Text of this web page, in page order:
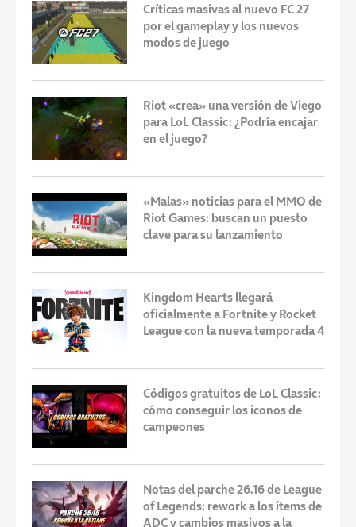
Críticas masivas al nuevo FC 27
por el gameplay y los nuevos
modos de juego
Riot «crea» una versión de Viego
para LoL Classic: ¿Podría encajar
en el juego?
«Malas» noticias para el MMO de
Riot Games: buscan un puesto
clave para su lanzamiento
Kingdom Hearts llegará
oficialmente a Fortnite y Rocket
League con la nueva temporada 4
Códigos gratuitos de LoL Classic:
cómo conseguir los iconos de
campeones
Notas del parche 26.16 de League
of Legends: rework a los ítems de
ADC y cambios masivos a la